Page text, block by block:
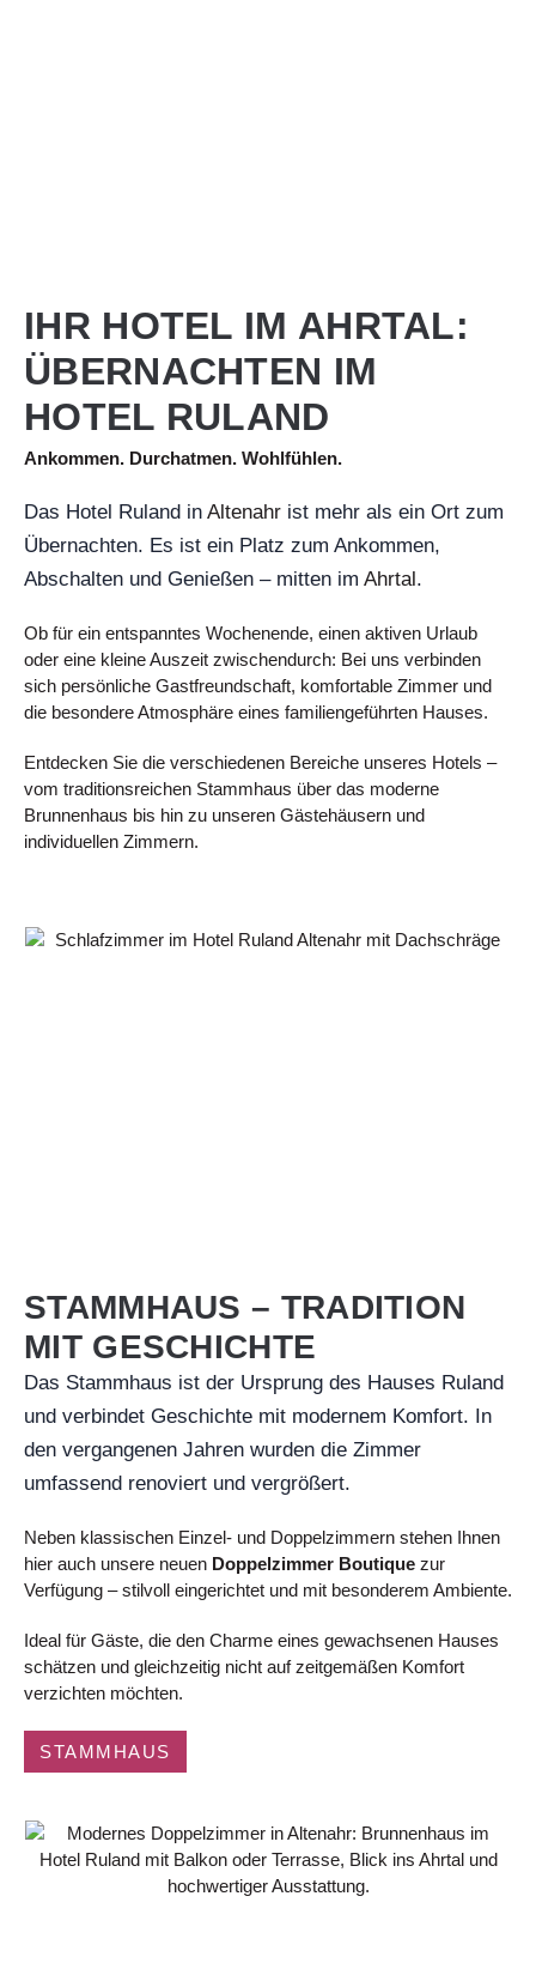
IHR HOTEL IM AHRTAL:
ÜBERNACHTEN IM
HOTEL RULAND
Ankommen. Durchatmen. Wohlfühlen.
Das Hotel Ruland in Altenahr ist mehr als ein Ort zum
Übernachten. Es ist ein Platz zum Ankommen,
Abschalten und Genießen – mitten im Ahrtal.
Ob für ein entspanntes Wochenende, einen aktiven Urlaub
oder eine kleine Auszeit zwischendurch: Bei uns verbinden
sich persönliche Gastfreundschaft, komfortable Zimmer und
die besondere Atmosphäre eines familiengeführten Hauses.
Entdecken Sie die verschiedenen Bereiche unseres Hotels –
vom traditionsreichen Stammhaus über das moderne
Brunnenhaus bis hin zu unseren Gästehäusern und
individuellen Zimmern.
STAMMHAUS – TRADITION
MIT GESCHICHTE
Das Stammhaus ist der Ursprung des Hauses Ruland
und verbindet Geschichte mit modernem Komfort. In
den vergangenen Jahren wurden die Zimmer
umfassend renoviert und vergrößert.
Neben klassischen Einzel- und Doppelzimmern stehen Ihnen
hier auch unsere neuen Doppelzimmer Boutique zur
Verfügung – stilvoll eingerichtet und mit besonderem Ambiente.
Ideal für Gäste, die den Charme eines gewachsenen Hauses
schätzen und gleichzeitig nicht auf zeitgemäßen Komfort
verzichten möchten.
STAMMHAUS